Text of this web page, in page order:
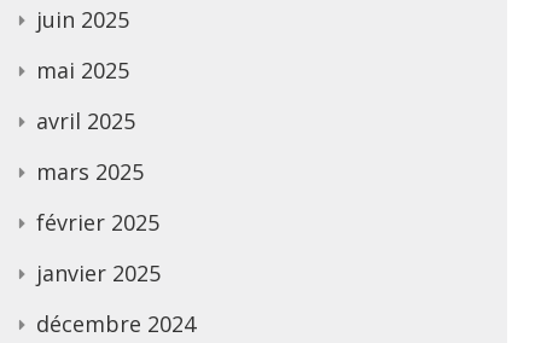
juin 2025
mai 2025
avril 2025
mars 2025
février 2025
janvier 2025
décembre 2024